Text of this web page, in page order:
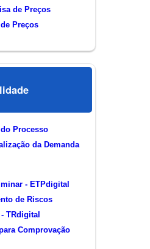
de Preços
Preços
Processo
da Demanda
- ETPdigital
de Riscos
TRdigital
Comprovação